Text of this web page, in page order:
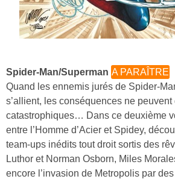
Spider-Man/Superman A PARAÎTRE
Quand les ennemis jurés de Spider-
s’allient, les conséquences ne peuvent
catastrophiques… Dans ce deuxième
entre l’Homme d’Acier et Spidey,
team-ups inédits tout droit sortis des
Luthor et Norman Osborn, Miles
encore l’invasion de Metropolis par